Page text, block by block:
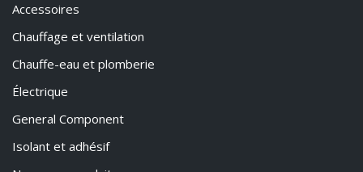
Accessoires
Chauffage et ventilation
Chauffe-eau et plomberie
Électrique
General Component
Isolant et adhésif